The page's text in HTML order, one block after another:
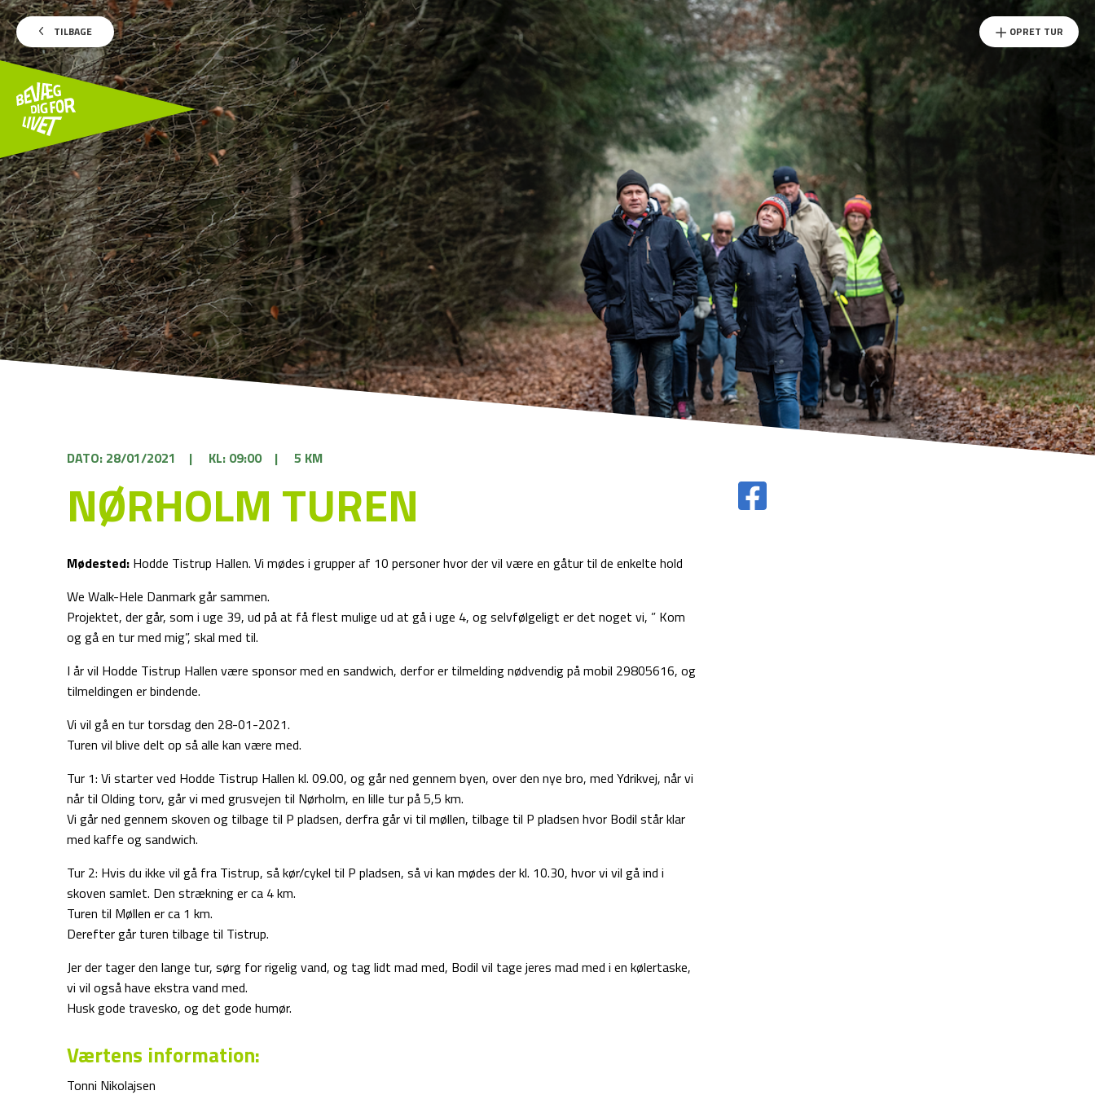
TILBAGE OPRET TUR
DATO: 28/01/2021 | KL: 09:00 | 5 KM
NØRHOLM TUREN
Mødested: Hodde Tistrup Hallen. Vi mødes i grupper af 10 personer hvor der vil være en gåtur til de enkelte hold
We Walk-Hele Danmark går sammen.
Projektet, der går, som i uge 39, ud på at få flest mulige ud at gå i uge 4, og selvfølgeligt er det noget vi, ” Kom
og gå en tur med mig”, skal med til.
I år vil Hodde Tistrup Hallen være sponsor med en sandwich, derfor er tilmelding nødvendig på mobil 29805616, og
tilmeldingen er bindende.
Vi vil gå en tur torsdag den 28-01-2021.
Turen vil blive delt op så alle kan være med.
Tur 1: Vi starter ved Hodde Tistrup Hallen kl. 09.00, og går ned gennem byen, over den nye bro, med Ydrikvej, når vi
når til Olding torv, går vi med grusvejen til Nørholm, en lille tur på 5,5 km.
Vi går ned gennem skoven og tilbage til P pladsen, derfra går vi til møllen, tilbage til P pladsen hvor Bodil står klar
med kaffe og sandwich.
Tur 2: Hvis du ikke vil gå fra Tistrup, så kør/cykel til P pladsen, så vi kan mødes der kl. 10.30, hvor vi vil gå ind i
skoven samlet. Den strækning er ca 4 km.
Turen til Møllen er ca 1 km.
Derefter går turen tilbage til Tistrup.
Jer der tager den lange tur, sørg for rigelig vand, og tag lidt mad med, Bodil vil tage jeres mad med i en kølertaske,
vi vil også have ekstra vand med.
Husk gode travesko, og det gode humør.
Værtens information:
Tonni Nikolajsen